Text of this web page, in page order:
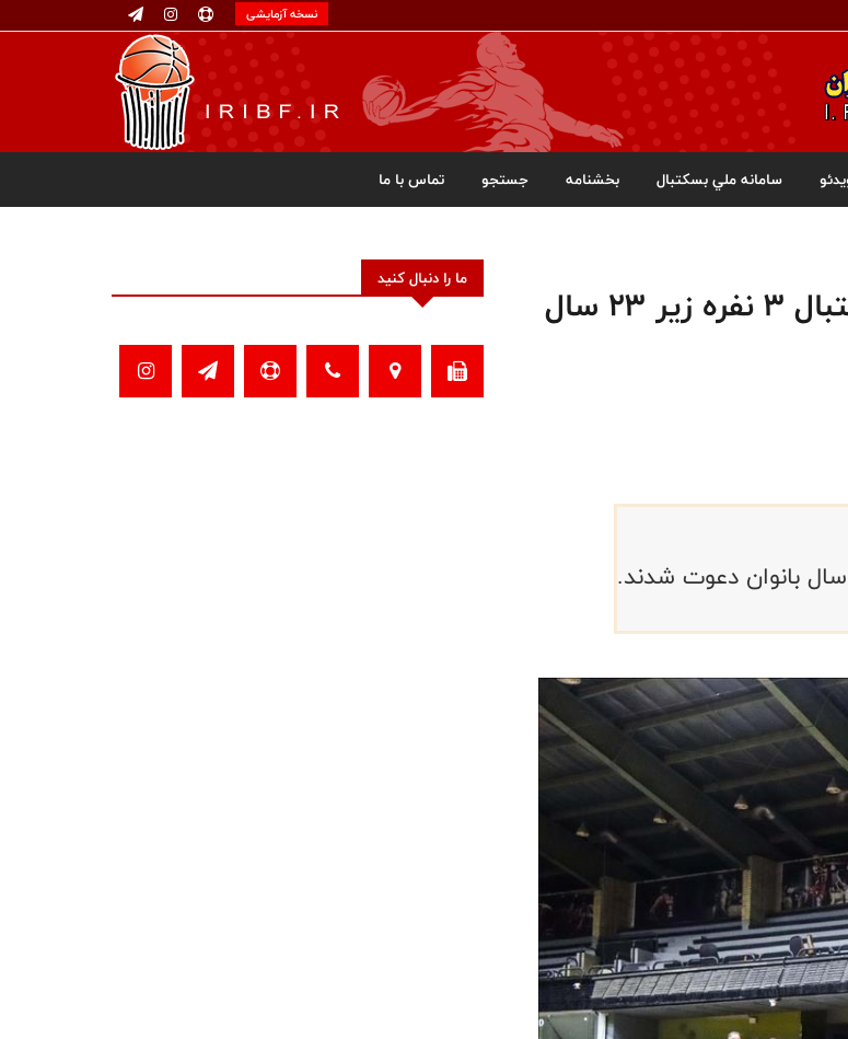
نسخه آزمایشی
سامانه ملي بسکتبال بخشنامه جستجو تماس با ما
دعوت ۱۲ بازیکن به اردوی تیم ملی بسکتبال ۳ نفره زیر ۲۳ سال
ما را دنبال کنید